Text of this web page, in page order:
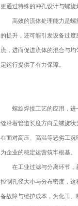
更通过特殊的冲孔设计与螺
高效的流体处理能力是螺旋
的提升，还可能引发设备过
流，进而促进流体的混合与
定运行提供了有力保障。
螺旋焊接工艺的应用，进一
缝沿着管道长度方向呈螺旋
在面对高压、高温等恶劣工
为企业的稳定运营筑牢根基。
在工业过滤与分离环节，新
控制孔径大小与分布密度，
备故障与维护成本，为化工